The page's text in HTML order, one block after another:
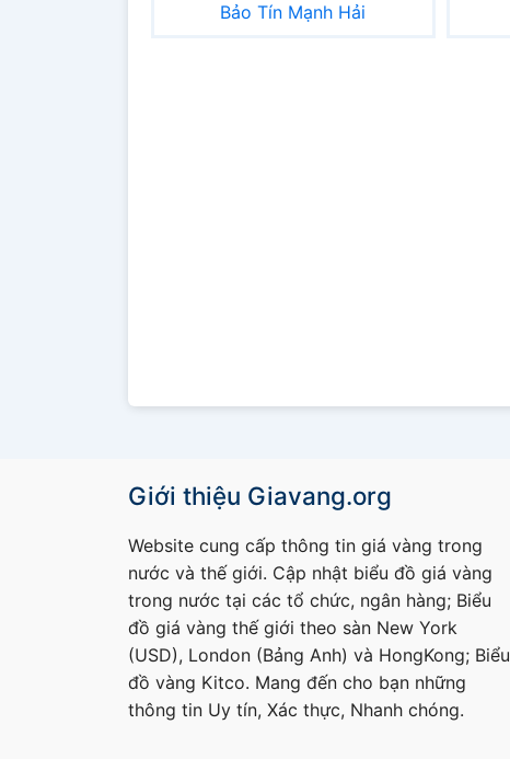
Bảo Tín Mạnh Hải
Giới thiệu Giavang.org
Website cung cấp thông tin giá vàng trong
nước và thế giới. Cập nhật biểu đồ giá vàng
trong nước tại các tổ chức, ngân hàng; Biểu
đồ giá vàng thế giới theo sàn New York
(USD), London (Bảng Anh) và HongKong; Biểu
đồ vàng Kitco. Mang đến cho bạn những
thông tin Uy tín, Xác thực, Nhanh chóng.